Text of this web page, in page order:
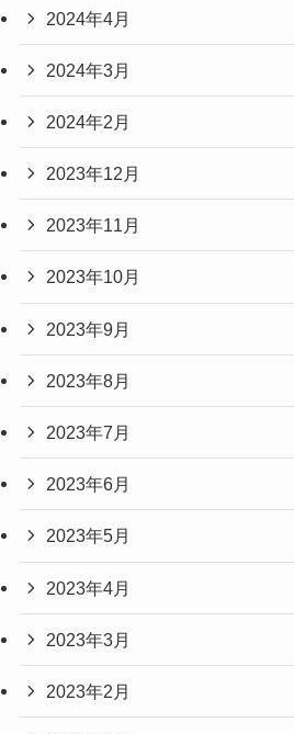
2024年4月
2024年3月
2024年2月
2023年12月
2023年11月
2023年10月
2023年9月
2023年8月
2023年7月
2023年6月
2023年5月
2023年4月
2023年3月
2023年2月